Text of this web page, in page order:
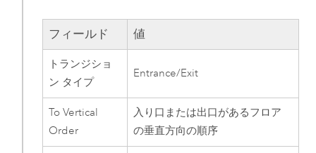
フィールド 値
トランジショ
ン タイプ
Entrance/Exit
To Vertical
Order
入り口または出口があるフロア
の垂直方向の順序